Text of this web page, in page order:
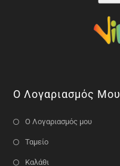
Ο Λογαριασμός Μου
Ο Λογαριασμός μου
Ταμείο
Καλάθι